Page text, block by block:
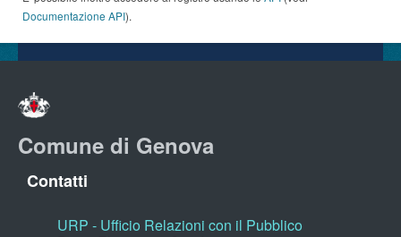
Documentazione API).
Comune di Genova
Contatti
URP - Ufficio Relazioni con il Pubblico